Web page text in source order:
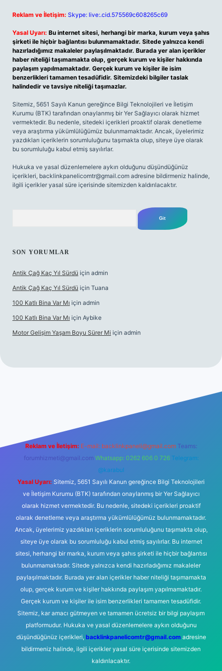
Reklam ve İletişim: Skype: live:.cid.575569c608265c69
Yasal Uyarı: Bu internet sitesi, herhangi bir marka, kurum veya şahıs
şirketi ile hiçbir bağlantısı bulunmamaktadır. Sitede yalnızca kendi
hazırladığımız makaleler paylaşılmaktadır. Burada yer alan içerikler
haber niteliği taşımamakta olup, gerçek kurum ve kişiler hakkında
paylaşım yapılmamaktadır. Gerçek kurum ve kişiler ile isim
benzerlikleri tamamen tesadüfidir. Sitemizdeki bilgiler taslak
halindedir ve tavsiye niteliği taşımazlar.
Sitemiz, 5651 Sayılı Kanun gereğince Bilgi Teknolojileri ve İletişim
Kurumu (BTK) tarafından onaylanmış bir Yer Sağlayıcı olarak hizmet
vermektedir. Bu nedenle, sitedeki içerikleri proaktif olarak denetleme
veya araştırma yükümlülüğümüz bulunmamaktadır. Ancak, üyelerimiz
yazdıkları içeriklerin sorumluluğunu taşımakta olup, siteye üye olarak
bu sorumluluğu kabul etmiş sayılırlar.
Hukuka ve yasal düzenlemelere aykırı olduğunu düşündüğünüz
içerikleri, backlinkpanelicomtr@gmail.com adresine bildirmeniz halinde,
ilgili içerikler yasal süre içerisinde sitemizden kaldırılacaktır.
SON YORUMLAR
Antik Çağ Kaç Yıl Sürdü için admin
Antik Çağ Kaç Yıl Sürdü için Tuana
100 Katlı Bina Var Mı için admin
100 Katlı Bina Var Mı için Aybike
Motor Gelişim Yaşam Boyu Sürer Mi için admin
Reklam ve İletişim: E-mail: backlinkpaneli@gmail.com Teams:
forumhizmeti@gmail.com Whatsapp: 0262 606 0 726 Telegram:
@karabul
Yasal Uyarı: Sitemiz, 5651 Sayılı Kanun gereğince Bilgi Teknolojileri
ve İletişim Kurumu (BTK) tarafından onaylanmış bir Yer Sağlayıcı
olarak hizmet vermektedir. Bu nedenle, sitedeki içerikleri proaktif
olarak denetleme veya araştırma yükümlülüğümüz bulunmamaktadır.
Ancak, üyelerimiz yazdıkları içeriklerin sorumluluğunu taşımakta olup,
siteye üye olarak bu sorumluluğu kabul etmiş sayılırlar. Bu internet
sitesi, herhangi bir marka, kurum veya şahıs şirketi ile hiçbir bağlantısı
bulunmamaktadır. Sitede yalnızca kendi hazırladığımız makaleler
paylaşılmaktadır. Burada yer alan içerikler haber niteliği taşımamakta
olup, gerçek kurum ve kişiler hakkında paylaşım yapılmamaktadır.
Gerçek kurum ve kişiler ile isim benzerlikleri tamamen tesadüfidir.
Sitemiz, kar amacı gütmeyen ve tamamen ücretsiz bir bilgi paylaşım
platformudur. Hukuka ve yasal düzenlemelere aykırı olduğunu
düşündüğünüz içerikleri, backlinkpanelicomtr@gmail.comadresine
bildirmeniz halinde, ilgili içerikler yasal süre içerisinde sitemizden
kaldırılacaktır.